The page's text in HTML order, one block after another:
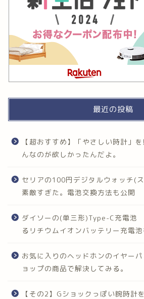
最近の投稿
【超おすすめ】「やさしい時計」
んなのが欲しかったんだよ。
セリアの100円デジタルウォッチ(
素敵すぎた。電池交換方法も公開
ダイソーの(単三形)Type-C充電池
るリチウムイオンバッテリー充電
お気に入りのヘッドホンのイヤー
ョップの商品で解決してみる。
【その2】Gショックっぽい腕時計